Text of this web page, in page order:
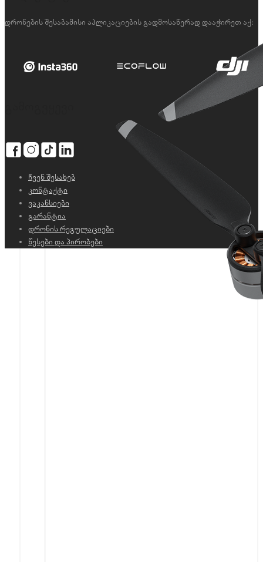
დრონების შესაბამისი აპლიკაციების გადმოსაწერად დააჭირეთ აქ:
ჩვენ შესახებ
კონტაქტი
ვაკანსიები
გარანტია
დრონის რეგულაციები
წესები და პირობები